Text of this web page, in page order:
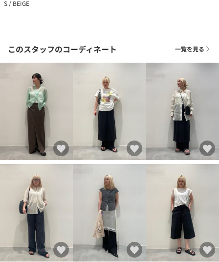
S / BEIGE
このスタッフのコーディネート 一覧を見る